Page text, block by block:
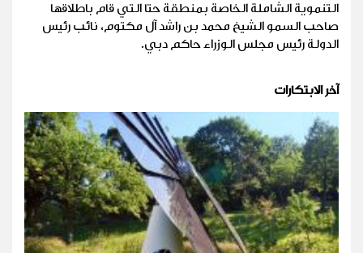
التنموية الشاملة الخاصة بمنطقة حتا التي قام باطلاقها
صاحب السمو الشيخ محمد بن راشد آل مكتوم، نائب رئيس
الدولة رئيس مجلس الوزراء حاكم دبي.
آخر الابتكارات